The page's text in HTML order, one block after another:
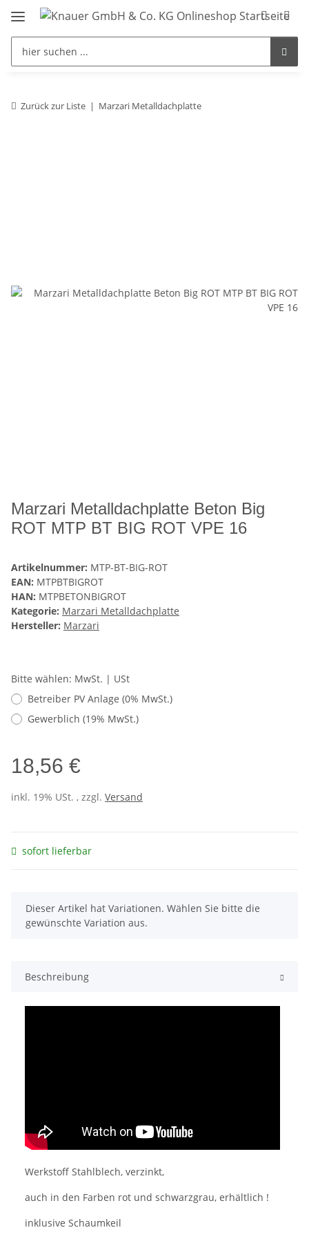
Zurück zur Liste Marzari Metalldachplatte
Marzari Metalldachplatte Beton Big
ROT MTP BT BIG ROT VPE 16
Artikelnummer: MTP-BT-BIG-ROT
EAN: MTPBTBIGROT
HAN: MTPBETONBIGROT
Kategorie: Marzari Metalldachplatte
Hersteller: Marzari
Bitte wählen: MwSt. | USt
Betreiber PV Anlage (0% MwSt.)
Gewerblich (19% MwSt.)
18,56 €
inkl. 19% USt. , zzgl. Versand
sofort lieferbar
x
Dieser Artikel hat Variationen. Wählen Sie bitte die
gewünschte Variation aus.
Beschreibung
Werkstoff Stahlblech, verzinkt,
auch in den Farben rot und schwarzgrau, erhältlich !
inklusive Schaumkeil